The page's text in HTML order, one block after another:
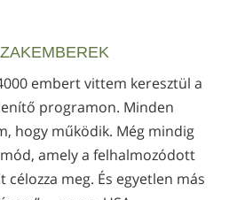
embert vittem keresztül a
programon. Minden
hogy működik. Még mindig
amely a felhalmozódott
meg. És egyetlen más